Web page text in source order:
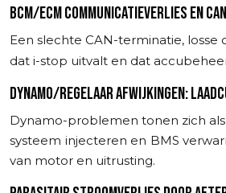
BCM/ECM COMMUNICATIEVERLIES EN
Een slechte CAN-terminatie,
dat i-stop uitvalt en dat
DYNAMO/REGELAAR AFWIJKINGEN:
Dynamo-problemen tonen zich
systeem injecteren en BMS
van motor en uitrusting.